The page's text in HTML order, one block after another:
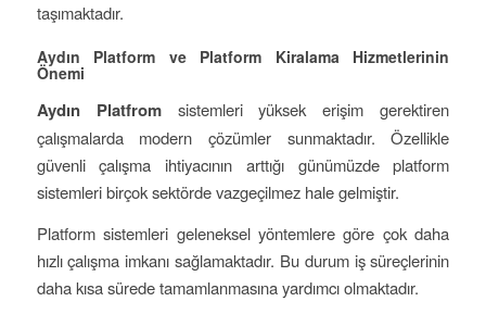
taşımaktadır.
Aydın Platform ve Platform Kiralama Hizmetlerinin
Önemi
Aydın Platfromsistemleri yüksek erişim gerektiren
çalışmalarda modern çözümler sunmaktadır. Özellikle
güvenli çalışma ihtiyacının arttığı günümüzde platform
sistemleri birçok sektörde vazgeçilmez hale gelmiştir.
Platform sistemleri geleneksel yöntemlere göre çok daha
hızlı çalışma imkanı sağlamaktadır. Bu durum iş süreçlerinin
daha kısa sürede tamamlanmasına yardımcı olmaktadır.